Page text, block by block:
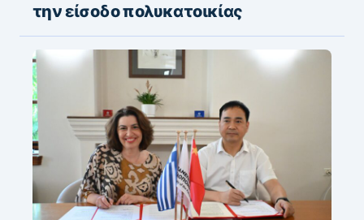
την είσοδο πολυκατοικίας